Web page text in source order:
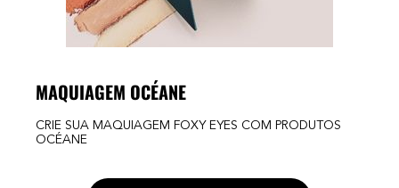
MAQUIAGEM OCÉANE
CRIE SUA MAQUIAGEM FOXY EYES COM PRODUTOS
OCÉANE